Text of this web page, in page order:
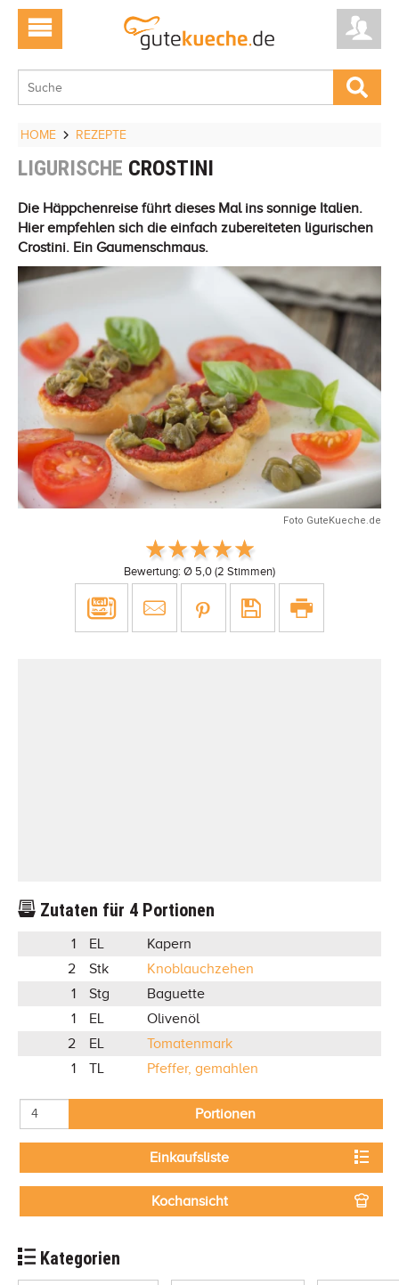
HOME REZEPTE
LIGURISCHE CROSTINI
Die Häppchenreise führt dieses Mal ins sonnige Italien.
Hier empfehlen sich die einfach zubereiteten ligurischen
Crostini. Ein Gaumenschmaus.
Foto GuteKueche.de
Bewertung: Ø 5,0 (2 Stimmen)
Zutaten für 4 Portionen
1 EL
Kapern
2
Stk
Knoblauchzehen
1
Stg
Baguette
1
EL
Olivenöl
2
EL
Tomatenmark
1
TL Pfeffer, gemahlen
Portionen
Einkaufsliste
Kochansicht
Kategorien